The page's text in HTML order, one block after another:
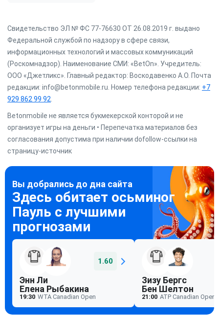
Свидетельство ЭЛ № ФС 77-76630 ОТ 26.08.2019 г. выдано
Федеральной службой по надзору в сфере связи,
информационных технологий и массовых коммуникаций
(Роскомнадзор). Наименование СМИ: «BetOn». Учредитель:
ООО «Джетликс». Главный редактор: Воскодавенко А.О. Почта
редакции: info@betonmobile.ru. Номер телефона редакции: +7
929 862 99 92
Betonmobile не является букмекерской конторой и не
организует игры на деньги • Перепечатка материалов без
согласования допустима при наличии dofollow-ссылки на
страницу-источник
1.60
Энн Ли
Елена Рыбакина
19:30 WTA Canadian Open
Зизу Бергс
Бен Шелтон
21:00 ATP Canadian Open